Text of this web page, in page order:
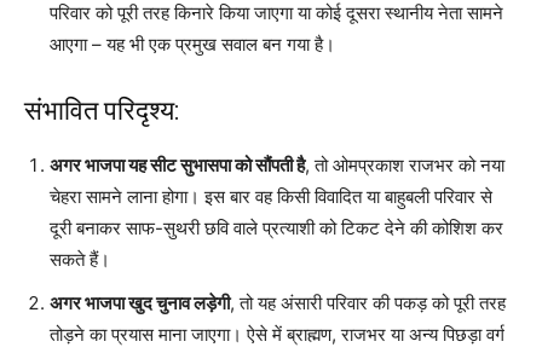
परिवार को पूरी तरह किनारे किया जाएगा या कोई दूसरा स्थानीय नेता सामने
आएगा – यह भी एक प्रमुख सवाल बन गया है।
संभावित परिदृश्य:
अगर भाजपा यह सीट सुभासपा को सौंपती है, तो ओमप्रकाश राजभर को नया
चेहरा सामने लाना होगा। इस बार वह किसी विवादित या बाहुबली परिवार से
दूरी बनाकर साफ-सुथरी छवि वाले प्रत्याशी को टिकट देने की कोशिश कर
सकते हैं।
अगर भाजपा खुद चुनाव लड़ेगी, तो यह अंसारी परिवार की पकड़ को पूरी तरह
तोड़ने का प्रयास माना जाएगा। ऐसे में ब्राह्मण, राजभर या अन्य पिछड़ा वर्ग